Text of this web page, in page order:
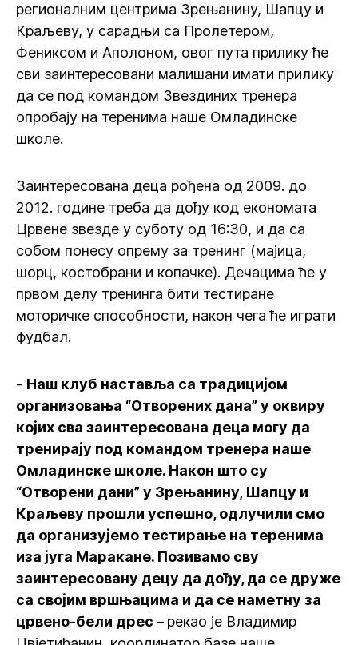
регионалним центрима Зрењанину, Шапцу и
Краљеву, у сарадњи са Пролетером,
Фениксом и Аполоном, овог пута прилику ће
сви заинтересовани малишани имати прилику
да се под командом Звездиних тренера
опробају на теренима наше Омладинске
школе.
Заинтересована деца рођена од 2009. до
2012. године треба да дођу код економата
Црвене звезде у суботу од 16:30, и да са
собом понесу опрему за тренинг (мајица,
шорц, костобрани и копачке). Дечацима ће у
првом делу тренинга бити тестиране
моторичке способности, након чега ће играти
фудбал.
- Наш клуб наставља са традицијом
организовања “Отворених дана” у оквиру
којих сва заинтересована деца могу да
тренирају под командом тренера наше
Омладинске школе. Након што су
“Отворени дани” у Зрењанину, Шапцу и
Краљеву прошли успешно, одлучили смо
да организујемо тестирање на теренима
иза југа Маракане. Позивамо сву
заинтересовану децу да дођу, да се друже
са својим вршњацима и да се наметну за
црвено-бели дрес – рекао је Владимир